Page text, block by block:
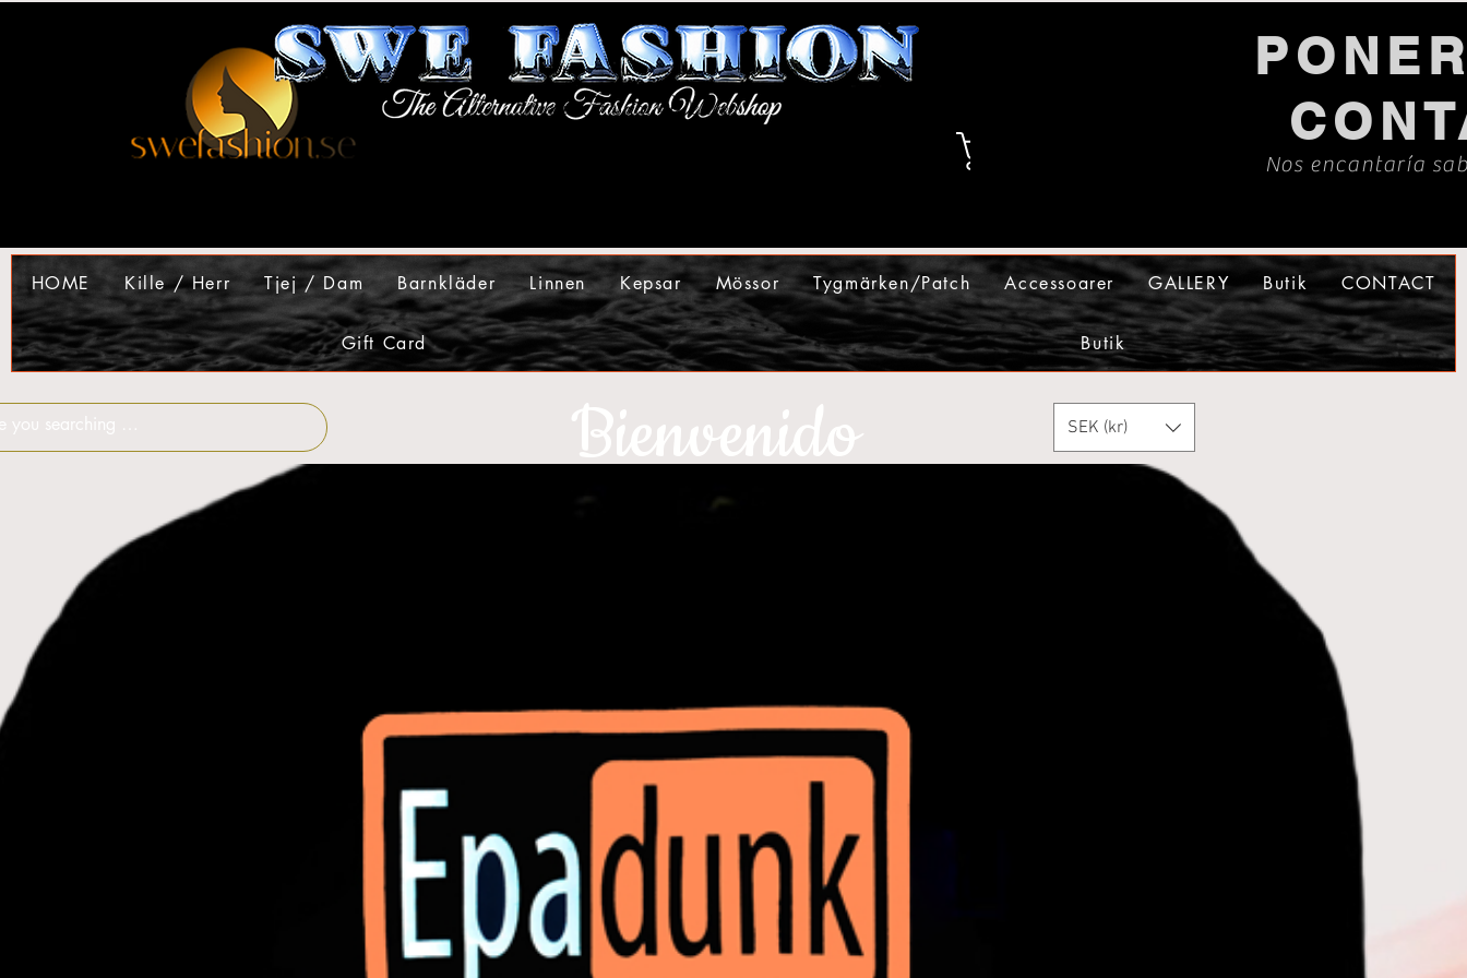
Nos encantaría
HOME Kille / Herr Tjej / Dam Barnkläder Linnen Kepsar Mössor Tygmärken/Patch Accessoarer GALLERY Butik CONTACT
Gift Card Butik
Bienvenido SEK (kr)